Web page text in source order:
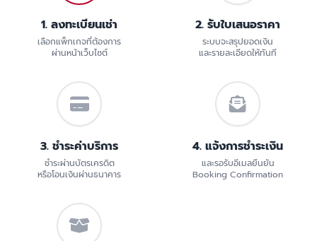
1. ลงทะเบียนเช่า
เลือกแพ็กเกจที่ต้องการ
ผ่านหน้าเว็บไซต์
2. รับใบเสนอราคา
ระบบจะสรุปยอดเงิน
และรายละเอียดให้ทันที
3. ชำระค่าบริการ
ชำระผ่านบัตรเครดิต
หรือโอนเงินผ่านธนาคาร
4. แจ้งการชำระเงิน
และรอรับอีเมลยืนยัน
Booking Confirmation